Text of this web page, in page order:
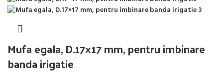
Mufa egala, D.17×17 mm, pentru imbinare
banda irigatie